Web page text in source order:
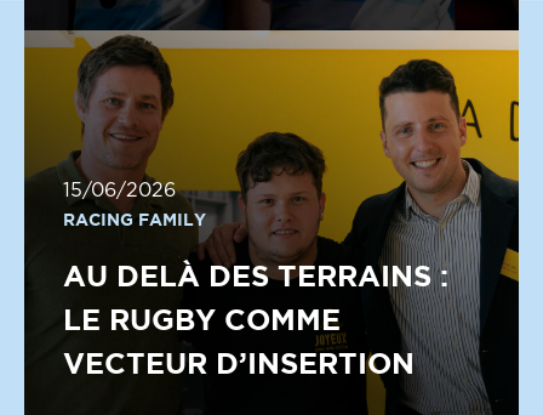
15/06/2026
RACING FAMILY
AU DELÀ DES TERRAINS :
LE RUGBY COMME
VECTEUR D’INSERTION